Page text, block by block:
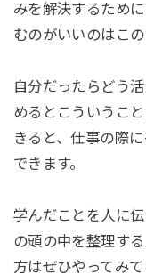
みを解決するため
むのがいいのはこの
自分だったらどう
めるとこういうこ
きると、仕事の際
できます。
学んだことを人に
の頭の中を整理す
方はぜひやってみ